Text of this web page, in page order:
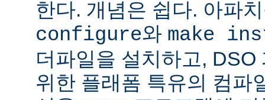
한다. 개념은 쉽다. 아파
configure와 make
더파일을 설치하고,
위한 플래폼 특유의 컴파